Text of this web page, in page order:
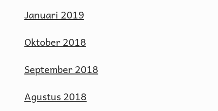
Januari 2019
Oktober 2018
September 2018
Agustus 2018